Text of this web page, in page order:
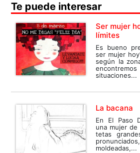
Te puede interesar
Ser mujer
límites
Es bueno
ser mujer
según la
situaciones...
La bacana
En El Paso
una mujer
tetas
moldeadas,...